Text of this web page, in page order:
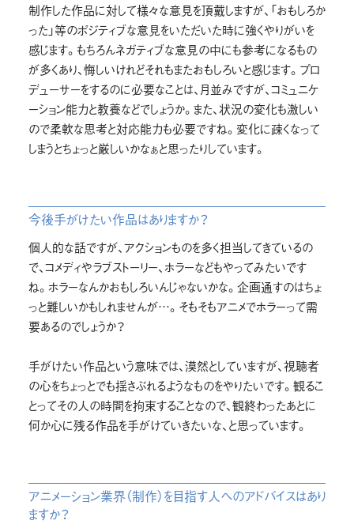
制作した作品に対して様々な意見を頂戴しますが、「おもしろか
った」等のポジティブな意見をいただいた時に強くやりがいを
感じます。もちろんネガティブな意見の中にも参考になるもの
が多くあり、悔しいけれどそれもまたおもしろいと感じます。プロ
デューサーをするのに必要なことは、月並みですが、コミュニケ
ーション能力と教養などでしょうか。また、状況の変化も激しい
ので柔軟な思考と対応能力も必要ですね。変化に疎くなって
しまうとちょっと厳しいかなぁと思ったりしています。
今後手がけたい作品はありますか？
個人的な話ですが、アクションものを多く担当してきているの
で、コメディやラブストーリー、ホラーなどもやってみたいです
ね。ホラーなんかおもしろいんじゃないかな。企画通すのはちょ
っと難しいかもしれませんが…。そもそもアニメでホラーって需
要あるのでしょうか？
手がけたい作品という意味では、漠然としていますが、視聴者
の心をちょっとでも揺さぶれるようなものをやりたいです。観るこ
とってその人の時間を拘束することなので、観終わったあとに
何か心に残る作品を手がけていきたいな、と思っています。
アニメーション業界（制作）を目指す人へのアドバイスはあり
ますか？